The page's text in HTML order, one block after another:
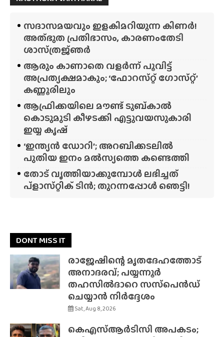
സദാസമയവും ഇളകിമറിയുന്ന കിണർ!
അത്‌ഭുത പ്രതിഭാസം, കാരണംതേടി
ശാസ്‌ത്രജ്‌ഞർ
ആരും കാണാതെ വളർന്ന് പൂവിട്ട്
അപ്രത്യക്ഷമാകും; ‘ഫോറസ്‌റ്റ്‌ ഗോസ്‌റ്റ്’
കണ്ണൂരിലും
ആഫ്രിക്കയിലെ മൗണ്ട് ടുബ്‌കാൽ
കൊടുമുടി കീഴടക്കി എട്ടുവയസുകാരി
ഇയ്യ കൃഷ്
‘ഇന്ത്യൻ ഡോറി’; അറബിക്കടലിൽ
പുതിയ ഇനം മൽസ്യത്തെ കണ്ടെത്തി
തോട് വൃത്തിയാക്കുമ്പോൾ ലഭിച്ചത്
പ്‌ളാസ്‌റ്റിക് ടിൻ; തുറന്നപ്പോൾ ഞെട്ടി!
DONT MISS IT
രാജേഷിന്റെ മൃതദേഹത്തോട്
അനാദരവ്; പയ്യന്നൂർ
തഹസിൽദാറെ സസ്‌പെൻഡ്
ചെയ്യാൻ നിർദ്ദേശം
Sat, Aug 8, 2026
കെഎസ്ആർടിസി അപകടം;